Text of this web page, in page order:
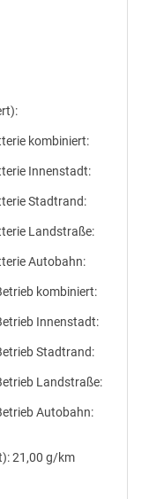
kombiniert:
Innenstadt:
Stadtrand:
Landstraße:
Autobahn:
kombiniert:
Innenstadt:
Stadtrand:
Landstraße:
Autobahn:
21,00 g/km